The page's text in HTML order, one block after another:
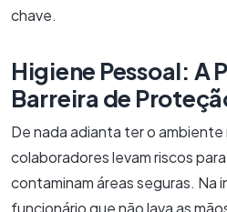
chave.
Higiene Pessoal: A
Barreira de
De nada adianta ter o ambiente
colaboradores levam riscos
contaminam áreas seguras. Na
funcionário que não lava as